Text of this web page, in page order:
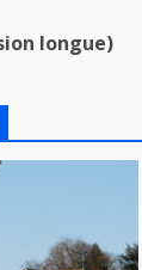
longue)